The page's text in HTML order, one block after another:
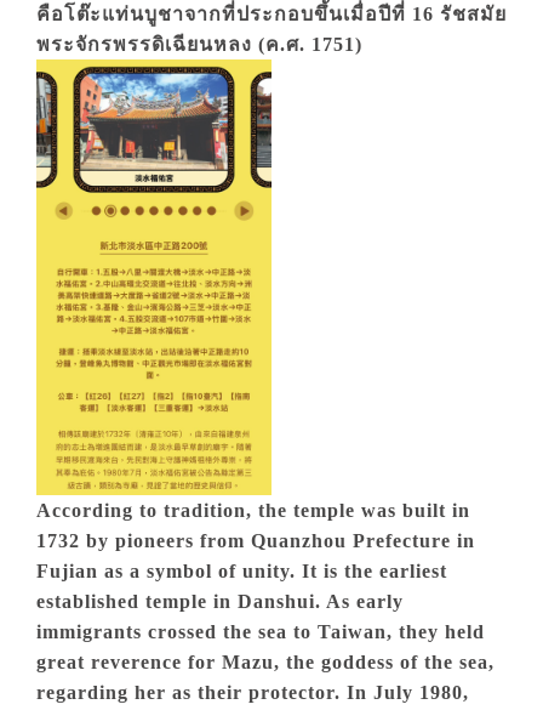
คือโต๊ะแท่นบูชาจากที่ประกอบขึ้นเมื่อปีที่ 16 รัชสมัย
พระจักรพรรดิเฉียนหลง (ค.ศ. 1751)
According to tradition, the temple was built in
1732 by pioneers from Quanzhou Prefecture in
Fujian as a symbol of unity. It is the earliest
established temple in Danshui. As early
immigrants crossed the sea to Taiwan, they held
great reverence for Mazu, the goddess of the sea,
regarding her as their protector. In July 1980,